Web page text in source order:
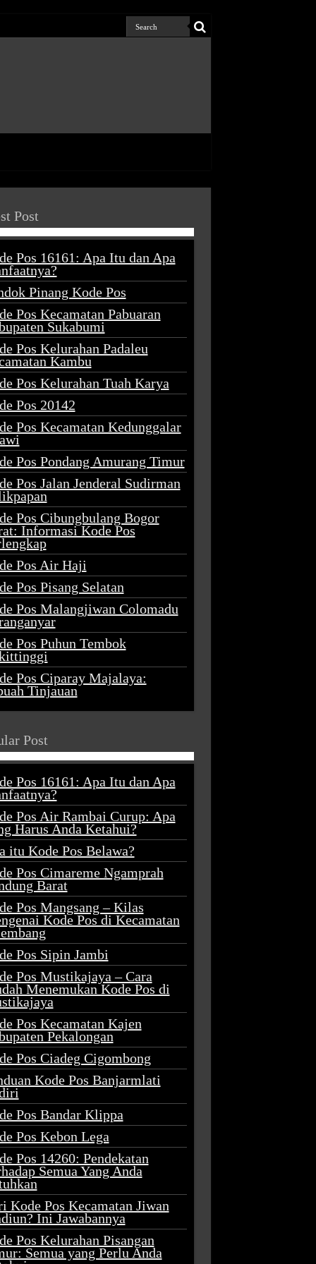
Post
Pos 16161: Apa Itu dan Apa
Pinang Kode Pos
Pos Kecamatan Pabuaran
Sukabumi
Pos Kelurahan Padaleu
Kambu
Pos Kelurahan Tuah Karya
Pos 20142
Pos Kecamatan Kedunggalar
Pos Pondang Amurang Timur
Pos Jalan Jenderal Sudirman
Pos Cibungbulang Bogor
Informasi Kode Pos
Pos Air Haji
Pos Pisang Selatan
Pos Malangjiwan Colomadu
Pos Puhun Tembok
Pos Ciparay Majalaya:
Tinjauan
Post
Pos 16161: Apa Itu dan Apa
Pos Air Rambai Curup: Apa
Harus Anda Ketahui?
itu Kode Pos Belawa?
Pos Cimareme Ngamprah
Barat
Pos Mangsang – Kilas
Kode Pos di Kecamatan
Pos Sipin Jambi
Pos Mustikajaya – Cara
Menemukan Kode Pos di
Pos Kecamatan Kajen
Pekalongan
Pos Ciadeg Cigombong
Kode Pos Banjarmlati
Pos Bandar Klippa
Pos Kebon Lega
Pos 14260: Pendekatan
Semua Yang Anda
Kode Pos Kecamatan Jiwan
Ini Jawabannya
Pos Kelurahan Pisangan
Semua yang Perlu Anda